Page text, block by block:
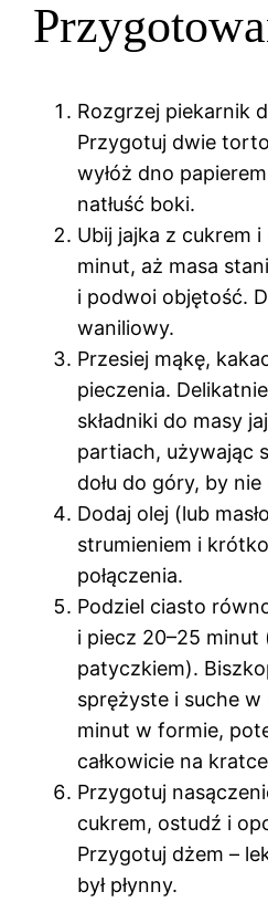
Rozgrzej piekarnik
Przygotuj dwie
wyłóż dno
natłuść boki.
Ubij jajka z cukrem
minut, aż masa
i podwoi objętość.
waniliowy.
Przesiej mąkę,
pieczenia.
składniki do masy
partiach, używając
dołu do góry, by
Dodaj olej (lub
strumieniem i
połączenia.
Podziel ciasto
i piecz 20–25 minut
patyczkiem).
sprężyste i suche
minut w formie,
całkowicie na
Przygotuj
cukrem, ostudź i
Przygotuj dżem –
był płynny.